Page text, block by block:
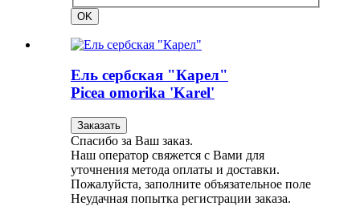
OK
Ель сербская "Карел"
Picea omorika 'Karel'
Заказать
Спасибо за Ваш заказ.
Наш оператор свяжется с Вами для
уточнения метода оплаты и доставки.
Пожалуйста, заполните объязательное поле
Неудачная попытка регистрации заказа.